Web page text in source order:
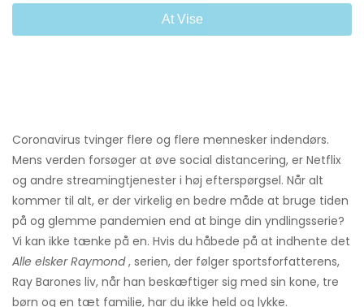
At Vise
Coronavirus tvinger flere og flere mennesker indendørs.
Mens verden forsøger at øve social distancering, er Netflix
og andre streamingtjenester i høj efterspørgsel. Når alt
kommer til alt, er der virkelig en bedre måde at bruge tiden
på og glemme pandemien end at binge din yndlingsserie?
Vi kan ikke tænke på en. Hvis du håbede på at indhente det
Alle elsker Raymond, serien, der følger sportsforfatterens,
Ray Barones liv, når han beskæftiger sig med sin kone, tre
børn og en tæt familie, har du ikke held og lykke.